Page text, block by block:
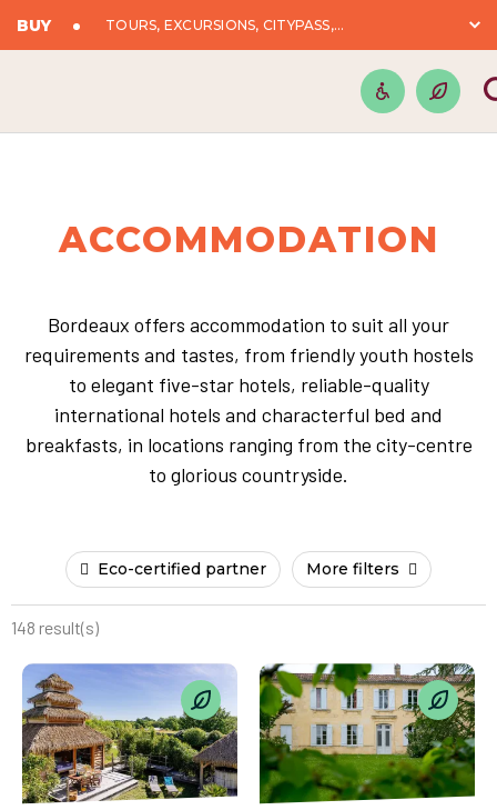
BUY TOURS, EXCURSIONS, CITYPASS,...
ACCOMMODATION
Bordeaux offers accommodation to suit all your
requirements and tastes, from friendly youth hostels
to elegant five-star hotels, reliable-quality
international hotels and characterful bed and
breakfasts, in locations ranging from the city-centre
to glorious countryside.
Eco-certified partner More filters
148 result(s)